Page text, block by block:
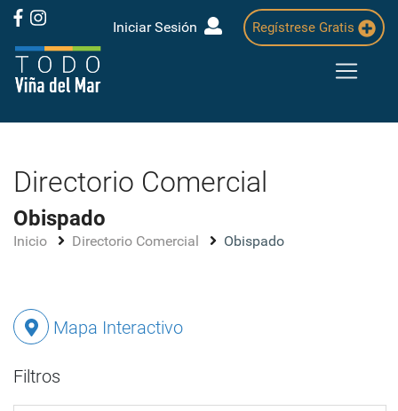
Iniciar Sesión Regístrese Gratis
Directorio Comercial
Obispado
Inicio Directorio Comercial Obispado
Mapa Interactivo
Filtros